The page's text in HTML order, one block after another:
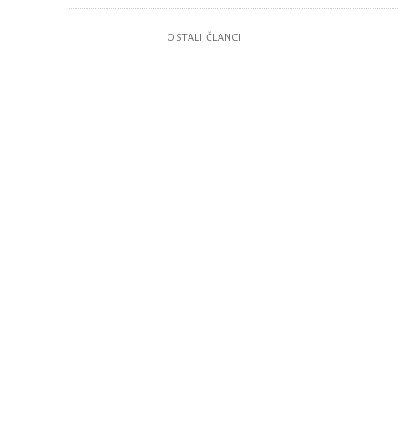
OSTALI ČLANCI